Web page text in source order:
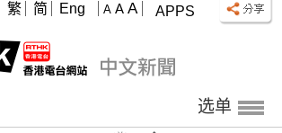
APPS
A A A
繁 简 Eng
选单